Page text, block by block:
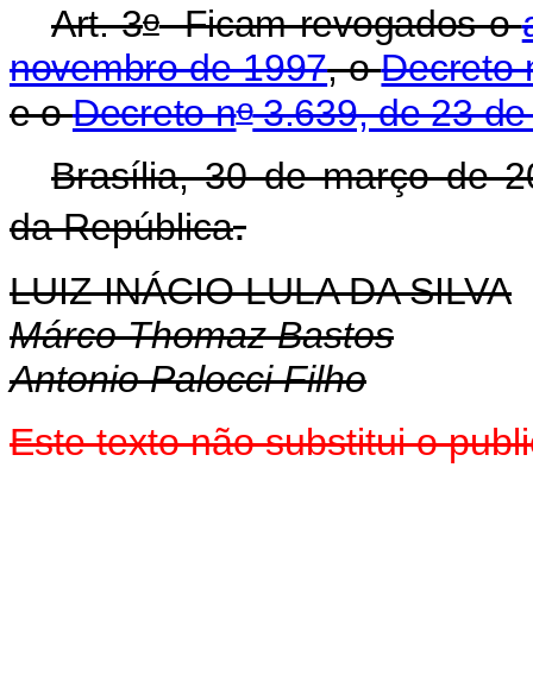
Art. 3oFicam revogados o
novembro de 1997, oDecreto
e oDecreto no3.639, de 23
Brasília, 30 de março de
da República.
LUIZ INÁCIO LULA DA SILVA
Márco Thomaz Bastos
Antonio Palocci Filho
Este texto não substitui o